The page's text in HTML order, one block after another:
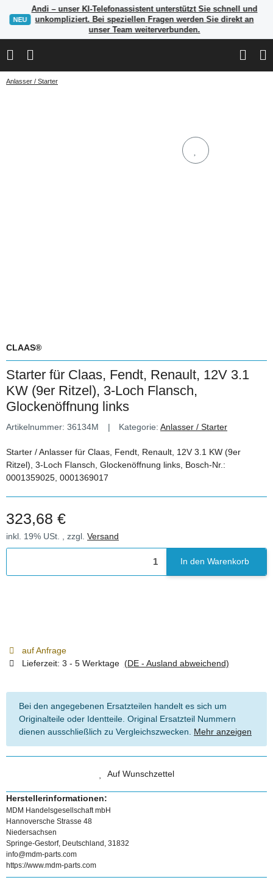
NEU
Andi – unser KI-Telefonassistent unterstützt Sie schnell und
unkompliziert. Bei speziellen Fragen werden Sie direkt an
unser Team weiterverbunden.
Anlasser / Starter
CLAAS®
Starter für Claas, Fendt, Renault, 12V 3.1
KW (9er Ritzel), 3-Loch Flansch,
Glockenöffnung links
Artikelnummer: 36134M Kategorie: Anlasser / Starter
Starter / Anlasser für Claas, Fendt, Renault, 12V 3.1 KW (9er
Ritzel), 3-Loch Flansch, Glockenöffnung links, Bosch-Nr.:
0001359025, 0001369017
323,68 €
inkl. 19% USt. , zzgl. Versand
In den Warenkorb
auf Anfrage
Lieferzeit: 3 - 5 Werktage (DE - Ausland abweichend)
Bei den angegebenen Ersatzteilen handelt es sich um
Originalteile oder Identteile. Original Ersatzteil Nummern
dienen ausschließlich zu Vergleichszwecken. Mehr anzeigen
Auf Wunschzettel
Herstellerinformationen:
MDM Handelsgesellschaft mbH
Hannoversche Strasse 48
Niedersachsen
Springe-Gestorf, Deutschland, 31832
info@mdm-parts.com
https://www.mdm-parts.com